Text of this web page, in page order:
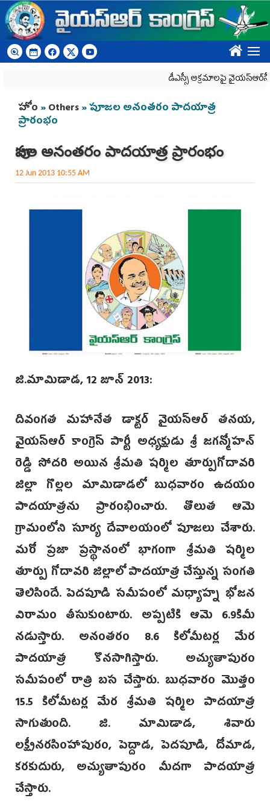
Skip to main content
????
డీఎస్సీ అక్రమాలపై వైయ‌స్ఆర్‌సీపీ
You are here
హోం »Others» పూజల అనంతరం పాదయాత్ర
ప్రారంభం
పూజల అనంతరం పాదయాత్ర ప్రారంభం
12 Jun 2013 10:55 AM
జి.మామిడాడ, 12 జూన్ 2013:
దివంగత మహానేత డాక్టర్ వైయస్ఆర్ తనయ,
వైయస్ఆర్ కాంగ్రెస్ పార్టీ అధ్యక్షుడు శ్రీ జగన్మోహన్
రెడ్డి సోదరి అయిన శ్రీమతి షర్మిల తూర్పుగోదావరి
జిల్లా గొల్లల మామిడాడలో బుధవారం ఉదయం
పాదయాత్రను ప్రారంభించారు. తొలుత ఆమె
గ్రామంలోని సూర్య దేవాలయంలో పూజలు చేశారు.
మరో ప్రజా ప్రస్థానంలో భాగంగా శ్రీమతి షర్మిల
తూర్పు గోదావరి జిల్లాలో పాదయాత్ర చేస్తున్న సంగతి
తెలిసిందే. పెదపూడి సమీపంలో మధ్యాహ్న భోజన
విరామం తీసుకుంటారు. అప్పటికి ఆమె 6.9కిమీ
నడుస్తారు. అనంతరం 8.6 కిలోమీటర్ల మేర
పాదయాత్ర కొనసాగిస్తారు. అచ్యుతాపురం
సమీపంలో రాత్రి బస చేస్తారు. బుధవారం మొత్తం
15.5 కిలోమీటర్ల మేర శ్రీమతి షర్మిల పాదయాత్ర
సాగుతుంది. జి. మామిడాడ, శివారు
లక్ష్మీనరసింహాపురం, పెద్దాడ, పెదపూడి, దోమాడ,
కరకుదురు, అచ్యుతాపురం మీదగా పాదయాత్ర
చేస్తారు.